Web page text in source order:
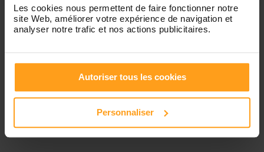
Les cookies nous permettent de faire fonctionner notre
site Web, améliorer votre expérience de navigation et
analyser notre trafic et nos actions publicitaires.
Autoriser tous les cookies
Personnaliser
Petites annonces de
nounous à Bindernheim